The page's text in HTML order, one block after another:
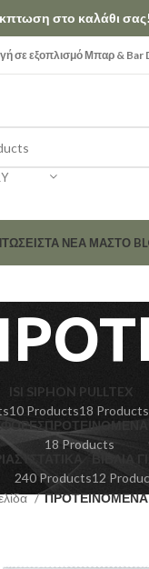
σε εξοπλισμό Μπαρ & Bar
ΤΑ ΝΕΑ ΜΑΣΤΟ
ISI SIPHON
10 Products
PULLTEX
18 Products
ΠΡΟΤΕΙΝΟΜΕΝΑ
18 Products
ΣΥΣΤΑΤΙΚΆ
240 Products
ΒΙΒΛΊΑ
12
ΠΡΟΤΕΙΝΟΜΕΝΑ
στο καλάθι σας!